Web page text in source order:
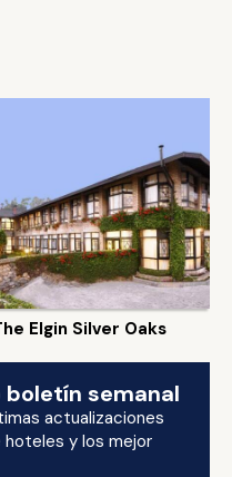
Elgin Silver Oaks
semanal
actualizaciones
y los mejor